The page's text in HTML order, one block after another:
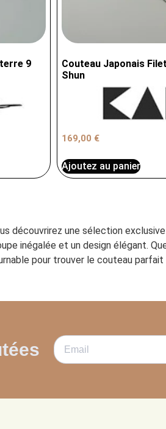
9
Couteau Japonais
Shun
169,00 €
Ajoutez au panier
découvrirez une sélection
inégalée et un design élégant.
pour trouver le couteau